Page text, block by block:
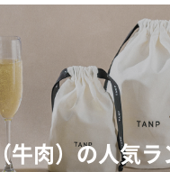
牛肉）の人気